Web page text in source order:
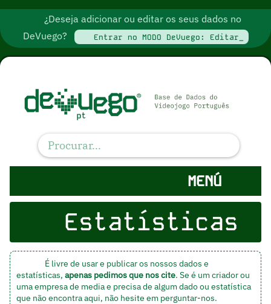
¿Deseja adicionar ou editar os seus dados no
DeVuego?
Entrar no MODO DeVuego: Editar_
MENÚ
Estatísticas
É livre de usar e publicar os nossos dados e
estatísticas, apenas pedimos que nos cite. Se é um criador ou
uma empresa de media e precisa de algum dado ou estatística
que não encontra aqui, não hesite em perguntar-nos.